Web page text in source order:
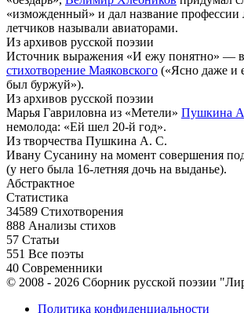
«изможденный» и дал название профессии
летчиков называли авиаторами.
Из архивов русской поэзии
Источник выражения «И ежу понятно» —
стихотворение Маяковского («Ясно даже и
был буржуй»).
Из архивов русской поэзии
Марья Гавриловна из «Метели» Пушкина
немолода: «Ей шел 20-й год».
Из творчества Пушкина А. С.
Ивану Сусанину на момент совершения
(у него была 16-летняя дочь на выданье).
Абстрактное
Статистика
34589 Стихотворения
888 Анализы стихов
57 Статьи
551 Все поэты
40 Современники
© 2008 - 2026 Сборник русской поэзии
Политика конфиденциальности